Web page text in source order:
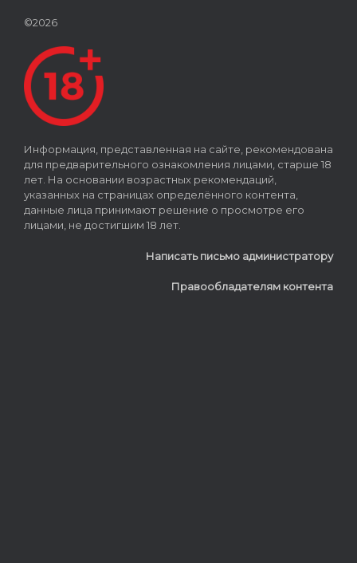
©2026
Информация, представленная на сайте, рекомендована
для предварительного ознакомления лицами, старше 18
лет. На основании возрастных рекомендаций,
указанных на страницах определённого контента,
данные лица принимают решение о просмотре его
лицами, не достигшим 18 лет.
Написать письмо администратору
Правообладателям контента